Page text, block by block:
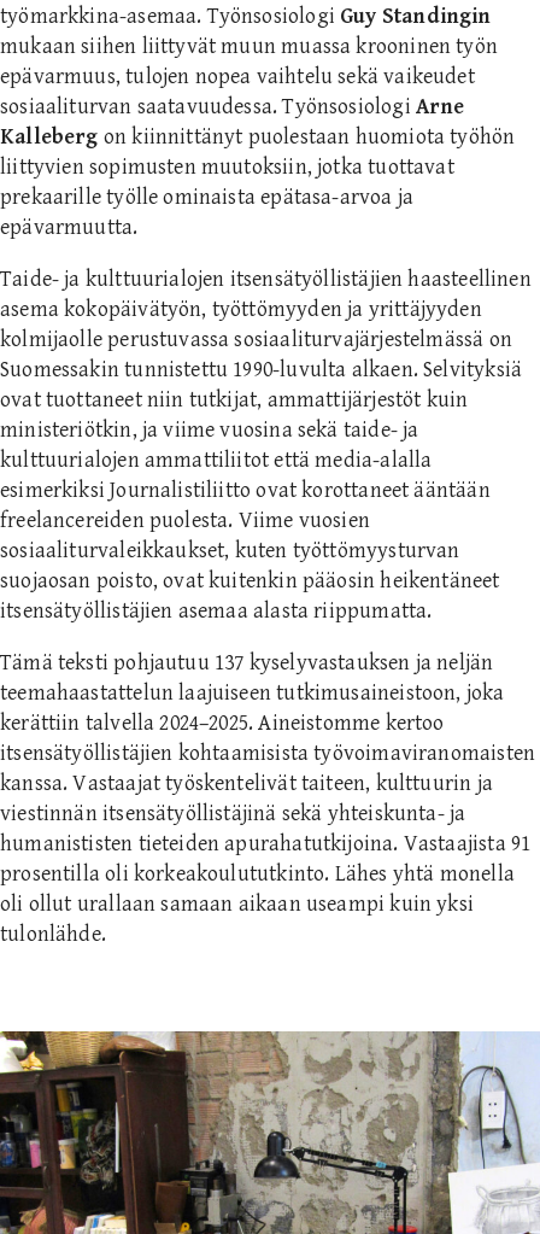
työmarkkina-asemaa. Työnsosiologi Guy Standingin
mukaan siihen liittyvät muun muassa krooninen työn
epävarmuus, tulojen nopea vaihtelu sekä vaikeudet
sosiaaliturvan saatavuudessa. Työnsosiologi Arne
Kalleberg on kiinnittänyt puolestaan huomiota työhön
liittyvien sopimusten muutoksiin, jotka tuottavat
prekaarille työlle ominaista epätasa-arvoa ja
epävarmuutta.
Taide- ja kulttuurialojen itsensätyöllistäjien haasteellinen
asema kokopäivätyön, työttömyyden ja yrittäjyyden
kolmijaolle perustuvassa sosiaaliturvajärjestelmässä on
Suomessakin tunnistettu 1990-luvulta alkaen. Selvityksiä
ovat tuottaneet niin tutkijat, ammattijärjestöt kuin
ministeriötkin, ja viime vuosina sekä taide- ja
kulttuurialojen ammattiliitot että media-alalla
esimerkiksi Journalistiliitto ovat korottaneet ääntään
freelancereiden puolesta. Viime vuosien
sosiaaliturvaleikkaukset, kuten työttömyysturvan
suojaosan poisto, ovat kuitenkin pääosin heikentäneet
itsensätyöllistäjien asemaa alasta riippumatta.
Tämä teksti pohjautuu 137 kyselyvastauksen ja neljän
teemahaastattelun laajuiseen tutkimusaineistoon, joka
kerättiin talvella 2024–2025. Aineistomme kertoo
itsensätyöllistäjien kohtaamisista työvoimaviranomaisten
kanssa. Vastaajat työskentelivät taiteen, kulttuurin ja
viestinnän itsensätyöllistäjinä sekä yhteiskunta- ja
humanististen tieteiden apurahatutkijoina. Vastaajista 91
prosentilla oli korkeakoulututkinto. Lähes yhtä monella
oli ollut urallaan samaan aikaan useampi kuin yksi
tulonlähde.